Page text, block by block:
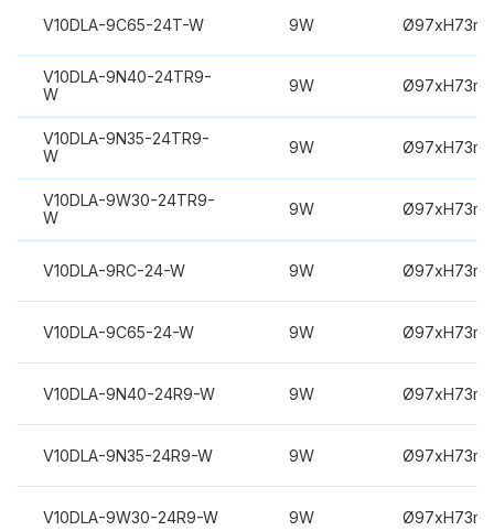
V10DLA-9C65-24T-W 9W
V10DLA-9N40-24TR9-
W
9W
V10DLA-9N35-24TR9-
W
9W
V10DLA-9W30-24TR9-
W
9W
V10DLA-9RC-24-W 9W
V10DLA-9C65-24-W 9W
V10DLA-9N40-24R9-W 9W
V10DLA-9N35-24R9-W 9W
V10DLA-9W30-24R9-W 9W